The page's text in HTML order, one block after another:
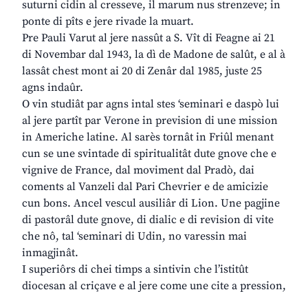
suturni cidin al cresseve, il marum nus strenzeve; in
ponte di pîts e jere rivade la muart.
Pre Pauli Varut al jere nassût a S. Vît di Feagne ai 21
di Novembar dal 1943, la dì de Madone de salût, e al à
lassât chest mont ai 20 di Zenâr dal 1985, juste 25
agns indaûr.
O vin studiât par agns intal stes ‘seminari e daspò lui
al jere partît par Verone in prevision di une mission
in Americhe latine. Al sarès tornât in Friûl menant
cun se une svintade di spiritualitât dute gnove che e
vignive de France, dal moviment dal Pradò, dai
coments al Vanzeli dal Pari Chevrier e de amicizie
cun bons. Ancel vescul ausiliâr di Lion. Une pagjine
di pastorâl dute gnove, di dialic e di revision di vite
che nô, tal ‘seminari di Udin, no varessin mai
inmagjinât.
I superiôrs di chei timps a sintivin che l’istitût
diocesan al criçave e al jere come une cite a pression,